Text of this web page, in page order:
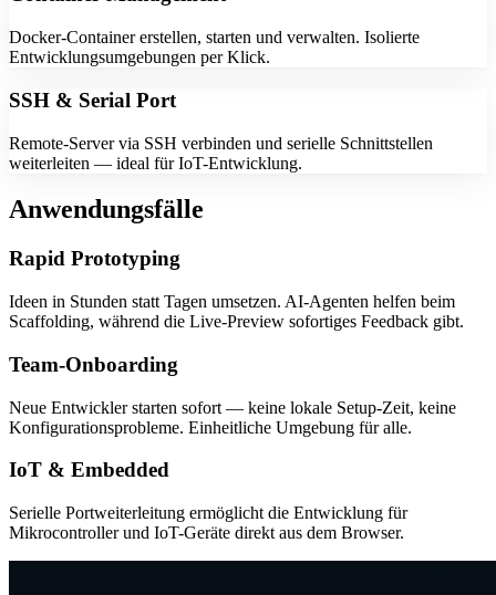
Docker-Container erstellen, starten und verwalten. Isolierte
Entwicklungsumgebungen per Klick.
SSH & Serial Port
Remote-Server via SSH verbinden und serielle Schnittstellen
weiterleiten — ideal für IoT-Entwicklung.
Anwendungsfälle
Rapid Prototyping
Ideen in Stunden statt Tagen umsetzen. AI-Agenten helfen beim
Scaffolding, während die Live-Preview sofortiges Feedback gibt.
Team-Onboarding
Neue Entwickler starten sofort — keine lokale Setup-Zeit, keine
Konfigurationsprobleme. Einheitliche Umgebung für alle.
IoT & Embedded
Serielle Portweiterleitung ermöglicht die Entwicklung für
Mikrocontroller und IoT-Geräte direkt aus dem Browser.